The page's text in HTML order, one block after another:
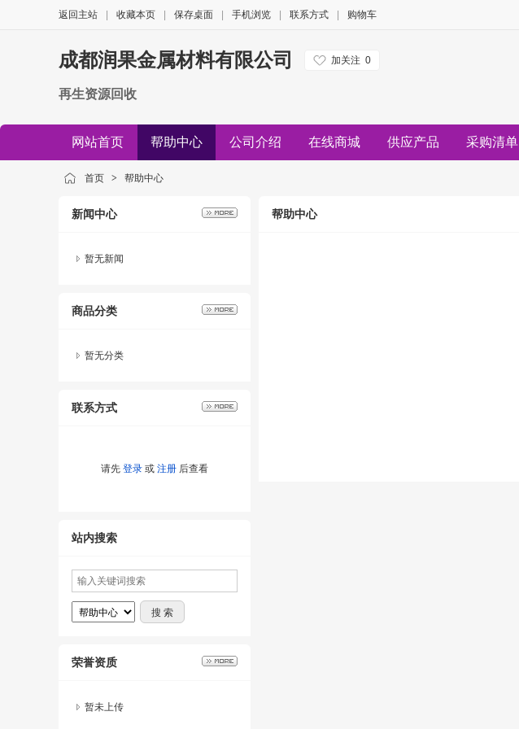
返回主站 收藏本页 保存桌面 手机浏览 联系方式 购物车
成都润果金属材料有限公司 加关注 0
再生资源回收
网站首页 帮助中心 公司介绍 在线商城 供应产品 采购清单
首页 > 帮助中心
新闻中心
暂无新闻
商品分类
暂无分类
联系方式
请先 登录 或 注册 后查看
站内搜索
荣誉资质
暂未上传
帮助中心